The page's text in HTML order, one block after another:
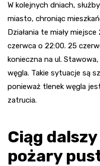
W kolejnych dniach,
miasto, chroniąc
Działania te miały
czerwca o 22:00. 25
konieczna na ul.
węgla. Takie sytuacje są
ponieważ tlenek węgla
zatrucia.
Ciąg
pożary